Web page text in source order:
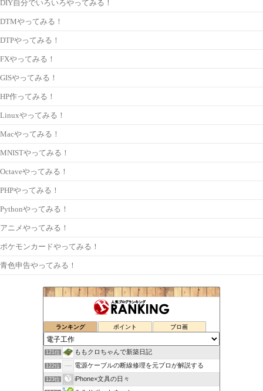
DIY自分でいろいろやってみる！
DTMやってみる！
DTPやってみる！
FXやってみる！
GISやってみる！
HP作ってみる！
Linuxやってみる！
Macやってみる！
MNISTやってみる！
Octaveやってみる！
PHPやってみる！
Pythonやってみる！
アニメやってみる！
ポケモンカードやってみる！
青色申告やってみる！
ランキング ポイント ブロ画
121位 ももクロちゃんで新築日記
122位 電源ケーブルの断線修理を元プロが解説する
123位 iPhone×文具の日々